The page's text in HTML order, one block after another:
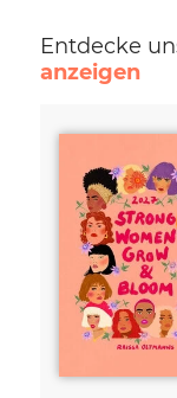
Entdecke
anzeigen